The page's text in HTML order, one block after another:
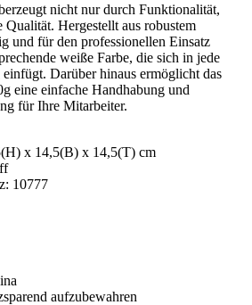
nicht nur durch Funktionalität,
Qualität. Hergestellt aus robustem
und für den professionellen Einsatz
weiße Farbe, die sich in jede
Darüber hinaus ermöglicht das
eine einfache Handhabung und
für Ihre Mitarbeiter.
x 14,5(B) x 14,5(T) cm
10777
aufzubewahren